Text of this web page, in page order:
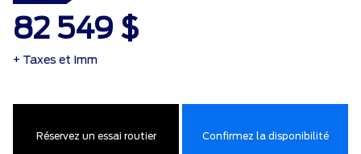
82 549 $
+ Taxes et Imm
Réservez un essai routier Confirmez la disponibilité